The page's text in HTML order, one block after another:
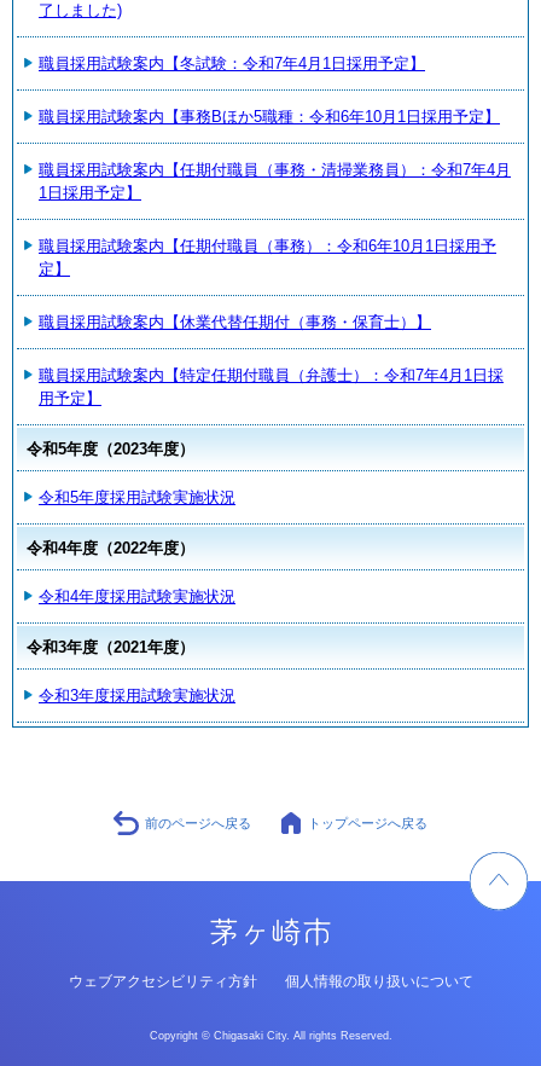
了しました)
職員採用試験案内【冬試験：令和7年4月1日採用予定】
職員採用試験案内【事務Bほか5職種：令和6年10月1日採用予定】
職員採用試験案内【任期付職員（事務・清掃業務員）：令和7年4月
1日採用予定】
職員採用試験案内【任期付職員（事務）：令和6年10月1日採用予
定】
職員採用試験案内【休業代替任期付（事務・保育士）】
職員採用試験案内【特定任期付職員（弁護士）：令和7年4月1日採
用予定】
令和5年度（2023年度）
令和5年度採用試験実施状況
令和4年度（2022年度）
令和4年度採用試験実施状況
令和3年度（2021年度）
令和3年度採用試験実施状況
前のページへ戻る トップページへ戻る
ウェブアクセシビリティ方針 個人情報の取り扱いについて
Copyright © Chigasaki City. All rights Reserved.